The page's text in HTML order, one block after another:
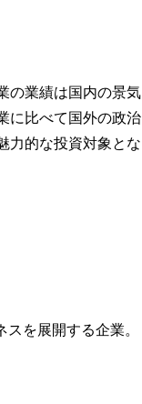
の業績は国内の景気
に比べて国外の政治
力的な投資対象とな
を展開する企業。